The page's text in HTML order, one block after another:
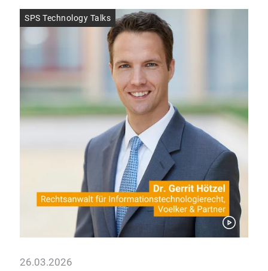
SPS Technology Talks
26.03.2026